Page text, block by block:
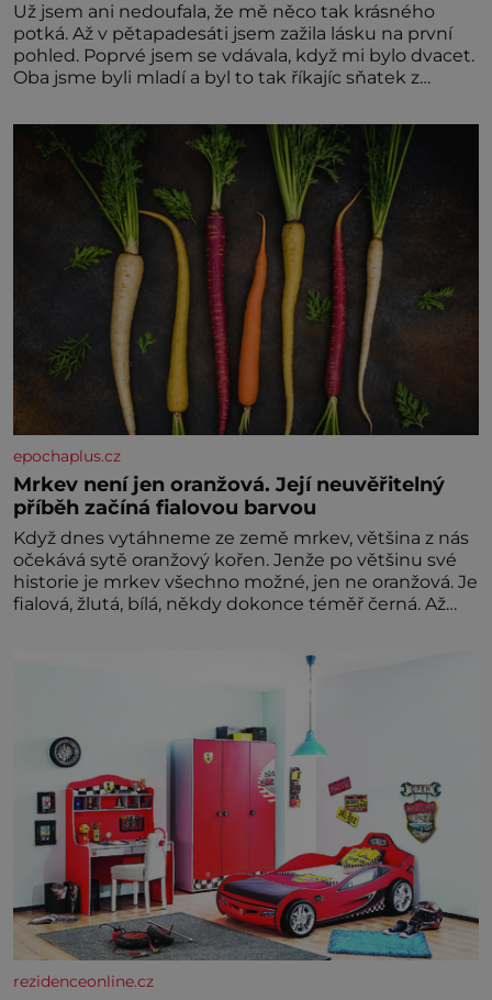
Už jsem ani nedoufala, že mě něco tak krásného
potká. Až v pětapadesáti jsem zažila lásku na první
pohled. Poprvé jsem se vdávala, když mi bylo dvacet.
Oba jsme byli mladí a byl to tak říkajíc sňatek z
zaopatřený mladý muž. Manželství nám oběma moc
nesvědčilo, brzy jsme zjistili, že
epochaplus.cz
Mrkev není jen oranžová. Její neuvěřitelný
příběh začíná fialovou barvou
Když dnes vytáhneme ze země mrkev, většina z nás
očekává sytě oranžový kořen. Jenže po většinu své
historie je mrkev všechno možné, jen ne oranžová. Je
fialová, žlutá, bílá, někdy dokonce téměř černá. Až
nedokážeme představit. Její příběh je
rezidenceonline.cz